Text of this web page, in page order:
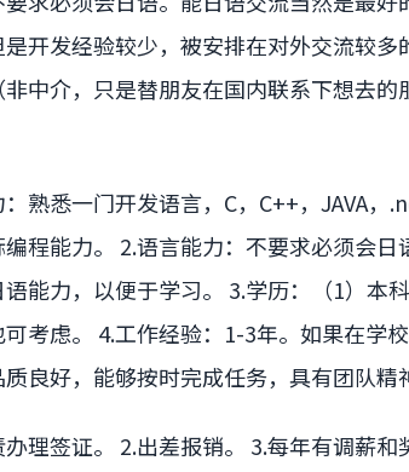
开发经验较少，被安排在对外交流较
中介，只是替朋友在国内联系下想去
熟悉一门开发语言，C，C++，JAVA
程能力。 2.语言能力：不要求必须会日
能力，以便于学习。 3.学历：（1）本
考虑。 4.工作经验：1-3年。如果在学
良好，能够按时完成任务，具有团队精
理签证。 2.出差报销。 3.每年有调薪